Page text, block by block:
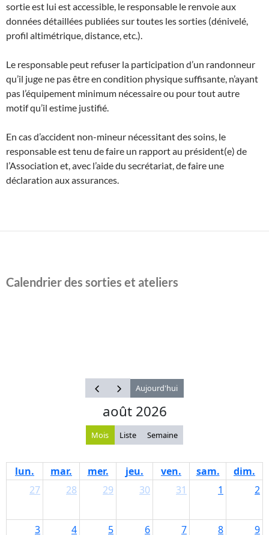
sortie est lui est accessible, le responsable le renvoie aux
données détaillées publiées sur toutes les sorties (dénivelé,
profil altimétrique, distance, etc.).
Le responsable peut refuser la participation d’un randonneur
qu’il juge ne pas être en condition physique suffisante, n’ayant
pas l’équipement minimum nécessaire ou pour tout autre
motif qu’il estime justifié.
En cas d’accident non-mineur nécessitant des soins, le
responsable est tenu de faire un rapport au président(e) de
l’Association et, avec l’aide du secrétariat, de faire une
déclaration aux assurances.
Calendrier des sorties et ateliers